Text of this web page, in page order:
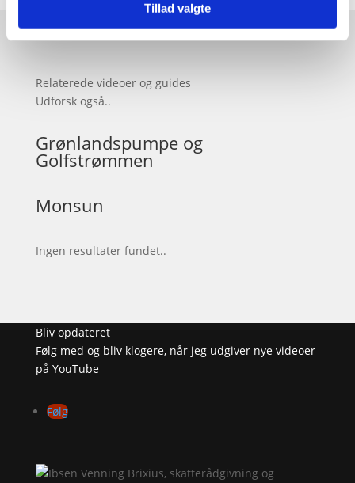
Tillad valgte
Relaterede videoer og guides
Udforsk også..
Grønlandspumpe og
Golfstrømmen
Monsun
Ingen resultater fundet..
Bliv opdateret
Følg med og bliv klogere, når jeg udgiver nye videoer
på YouTube
Følg